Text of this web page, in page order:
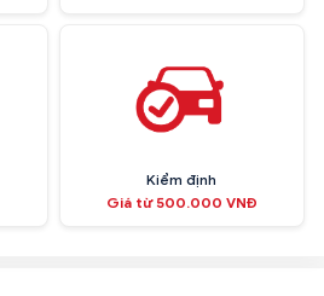
Kiểm định
Giá từ 500.000 VNĐ